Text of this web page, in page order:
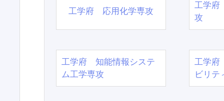
工学府 応用化学専攻
工学府
攻
工学府 知能情報システ
ム工学専攻
工学府
ビリテ